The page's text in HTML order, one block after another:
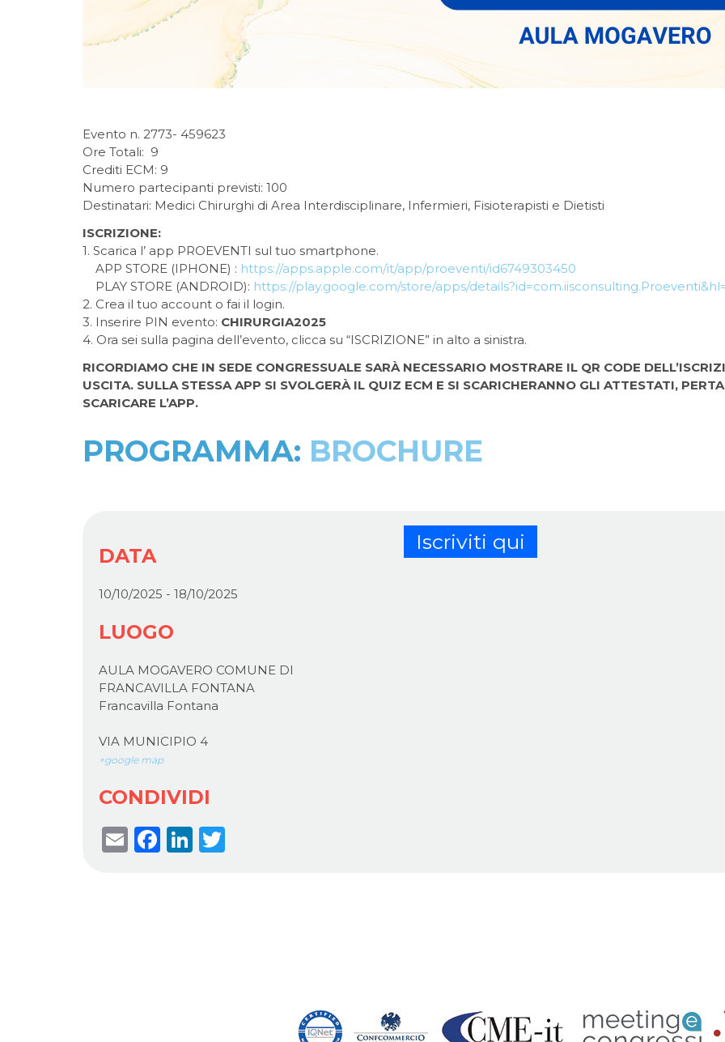
Evento n. 2773- 459623
Ore Totali: 9
Crediti ECM: 9
Numero partecipanti previsti: 100
Destinatari: Medici Chirurghi di Area Interdisciplinare, Infermieri, Fisioterapisti e Dietisti
ISCRIZIONE:
1. Scarica l’ app PROEVENTI sul tuo smartphone.
APP STORE (IPHONE) : https://apps.apple.com/it/app/proeventi/id6749303450
PLAY STORE (ANDROID): https://play.google.com/store/apps/
2. Crea il tuo account o fai il login.
3. Inserire PIN evento: CHIRURGIA2025
4. Ora sei sulla pagina dell’evento, clicca su “ISCRIZIONE” in alto a sinistra.
RICORDIAMO CHE IN SEDE CONGRESSUALE SARÀ NECESSARIO MOSTRARE IL QR CODE
USCITA. SULLA STESSA APP SI SVOLGERÀ IL QUIZ ECM E SI SCARICHERANNO GLI ATTESTATI,
SCARICARE L’APP.
PROGRAMMA: BROCHURE
DATA
10/10/2025 - 18/10/2025
LUOGO
AULA MOGAVERO COMUNE DI
FRANCAVILLA FONTANA
Francavilla Fontana
VIA MUNICIPIO 4
+google map
CONDIVIDI
EmailFacebook
LinkedIn
Iscriviti qui